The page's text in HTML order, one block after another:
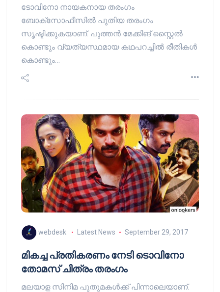
ടോവിനോ നായകനായ തരംഗം
ബോക്സോഫീസില്‍ പുതിയ തരംഗം
സൃഷ്ടിക്കുകയാണ്. പുത്തന്‍ മേക്കിങ് സ്റ്റൈല്‍
കൊണ്ടും വ്യത്യസ്ഥമായ കഥപറച്ചില്‍ രീതികള്‍
കൊണ്ടും…
webdesk Latest News September 29, 2017
മികച്ച പ്രതികരണം നേടി ടൊവിനോ
തോമസ് ചിത്രം തരംഗം
മലയാള സിനിമ പുതുമകള്‍ക്ക് പിന്നാലെയാണ്.